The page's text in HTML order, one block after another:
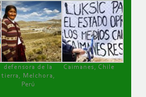
defensora de la
tierra, Melchora,
Perú
Caimanes, Chile